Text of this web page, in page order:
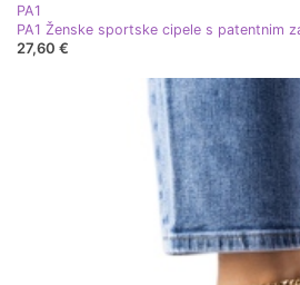
PA1
PA1 Ženske sportske cipele s patentnim
27,60 €